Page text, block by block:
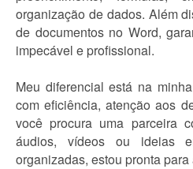
organização de dados. Além
de documentos no Word,
impecável e profissional.
Meu diferencial está na
com eficiência, atenção aos
você procura uma parceira
áudios, vídeos ou ideias
organizadas, estou pronta para